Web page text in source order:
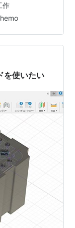
邪魔にならな
も３００円す
は ブレッドボ
込むだけで回
最適で、何
作
を使いたい